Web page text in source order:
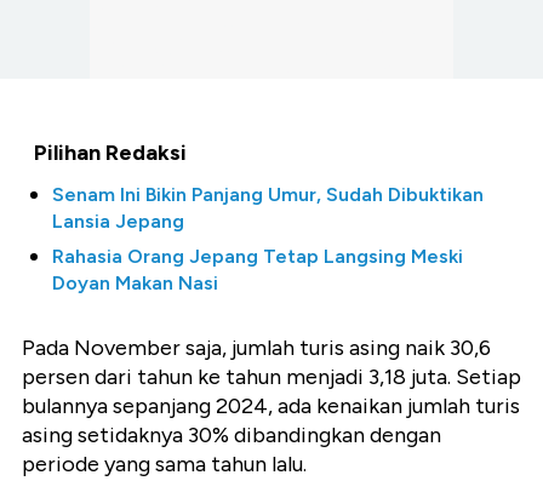
Pilihan Redaksi
Senam Ini Bikin Panjang Umur, Sudah Dibuktikan
Lansia Jepang
Rahasia Orang Jepang Tetap Langsing Meski
Doyan Makan Nasi
Pada November saja, jumlah turis asing naik 30,6
persen dari tahun ke tahun menjadi 3,18 juta. Setiap
bulannya sepanjang 2024, ada kenaikan jumlah turis
asing setidaknya 30% dibandingkan dengan
periode yang sama tahun lalu.